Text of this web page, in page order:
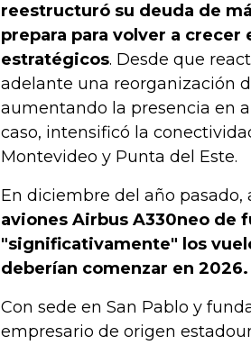
reestructuró su deuda de
prepara para volver a
estratégicos. Desde que
adelante una reorganización
aumentando la presencia en
caso, intensificó la
Montevideo y Punta del Este.
En diciembre del año pasado,
aviones Airbus A330neo de
"significativamente" los
deberían comenzar en 2026.
Con sede en San Pablo y
empresario de origen